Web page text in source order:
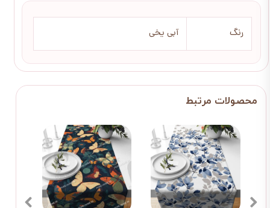
رنگ آبی یخی